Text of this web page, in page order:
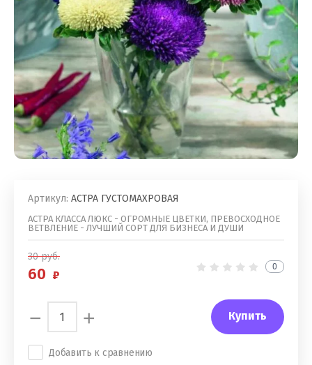
Артикул: АСТРА ГУСТОМАХРОВАЯ
АСТРА КЛАССА ЛЮКС - ОГРОМНЫЕ ЦВЕТКИ, ПРЕВОСХОДНОЕ
ВЕТВЛЕНИЕ - ЛУЧШИЙ СОРТ ДЛЯ БИЗНЕСА И ДУШИ
30руб.
60 0
− + Купить
Добавить к сравнению